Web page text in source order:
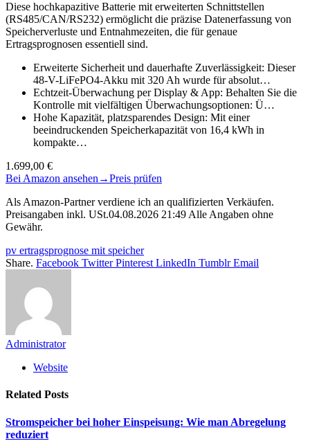
Diese hochkapazitive Batterie mit erweiterten Schnittstellen
(RS485/CAN/RS232) ermöglicht die präzise Datenerfassung von
Speicherverluste und Entnahmezeiten, die für genaue
Ertragsprognosen essentiell sind.
Erweiterte Sicherheit und dauerhafte Zuverlässigkeit: Dieser
48-V-LiFePO4-Akku mit 320 Ah wurde für absolut…
Echtzeit-Überwachung per Display & App: Behalten Sie die
Kontrolle mit vielfältigen Überwachungsoptionen: Ü…
Hohe Kapazität, platzsparendes Design: Mit einer
beeindruckenden Speicherkapazität von 16,4 kWh in
kompakte…
1.699,00 €
Bei Amazon ansehen →Preis prüfen
Als Amazon-Partner verdiene ich an qualifizierten Verkäufen.
Preisangaben inkl. USt.04.08.2026 21:49 Alle Angaben ohne
Gewähr.
pv ertragsprognose mit speicher
Share. Facebook Twitter Pinterest LinkedIn Tumblr Email
Administrator
Website
Related Posts
Stromspeicher bei hoher Einspeisung: Wie man Abregelung
reduziert